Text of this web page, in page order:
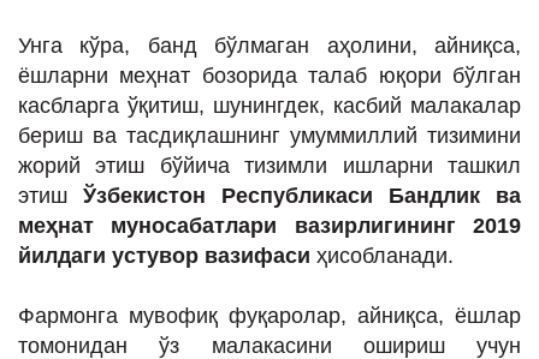
Бу қизиқ
Реклама
СПОРТ
ТЕХНОЛОГИЯ
Унга кўра, банд бўлмаган аҳолини, айниқса,
ёшларни меҳнат бозорида талаб юқори бўлган
касбларга ўқитиш, шунингдек, касбий малакалар
бериш ва тасдиқлашнинг умуммиллий тизимини
жорий этиш бўйича тизимли ишларни ташкил
этиш Ўзбекистон Республикаси Бандлик ва
меҳнат муносабатлари вазирлигининг 2019
йилдаги устувор вазифаси ҳисобланади.
Фармонга мувофиқ фуқаролар, айниқса, ёшлар
томонидан ўз малакасини ошириш учун